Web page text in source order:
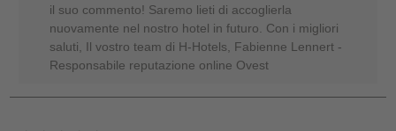
il suo commento! Saremo lieti di accoglierla
nuovamente nel nostro hotel in futuro. Con i migliori
saluti, Il vostro team di H-Hotels, Fabienne Lennert -
Responsabile reputazione online Ovest